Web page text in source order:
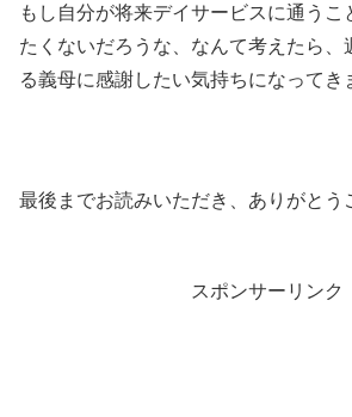
もし自分が将来デイサービスに通うこ
たくないだろうな、なんて考えたら、
る義母に感謝したい気持ちになってき
最後までお読みいただき、ありがとう
スポンサーリンク